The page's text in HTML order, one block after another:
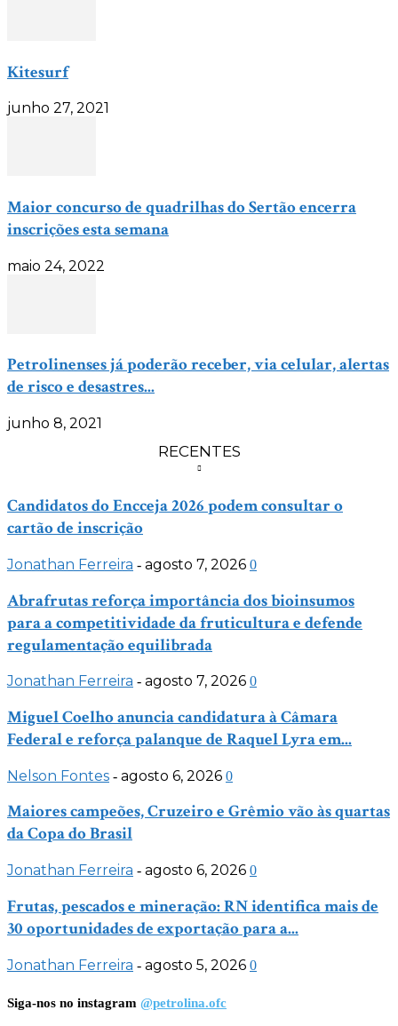
Kitesurf
junho 27, 2021
Maior concurso de quadrilhas do Sertão encerra
inscrições esta semana
maio 24, 2022
Petrolinenses já poderão receber, via celular, alertas
de risco e desastres...
junho 8, 2021
RECENTES
Candidatos do Encceja 2026 podem consultar o
cartão de inscrição
Jonathan Ferreira - agosto 7, 2026 0
Abrafrutas reforça importância dos bioinsumos
para a competitividade da fruticultura e defende
regulamentação equilibrada
Jonathan Ferreira - agosto 7, 2026 0
Miguel Coelho anuncia candidatura à Câmara
Federal e reforça palanque de Raquel Lyra em...
Nelson Fontes - agosto 6, 2026 0
Maiores campeões, Cruzeiro e Grêmio vão às quartas
da Copa do Brasil
Jonathan Ferreira - agosto 6, 2026 0
Frutas, pescados e mineração: RN identifica mais de
30 oportunidades de exportação para a...
Jonathan Ferreira - agosto 5, 2026 0
Siga-nos no instagram @petrolina.ofc